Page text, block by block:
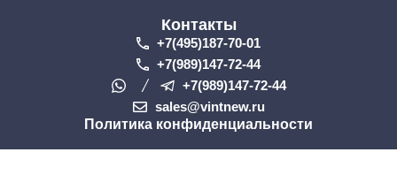
Контакты
+7(495)187-70-01
+7(989)147-72-44
+7(989)147-72-44
sales@vintnew.ru
Политика конфиденциальности